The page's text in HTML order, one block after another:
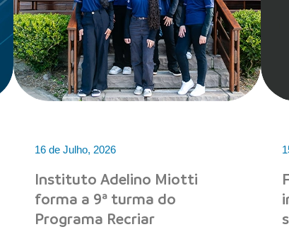
16 de Julho, 2026
Instituto Adelino Miotti
forma a 9ª turma do
Programa Recriar